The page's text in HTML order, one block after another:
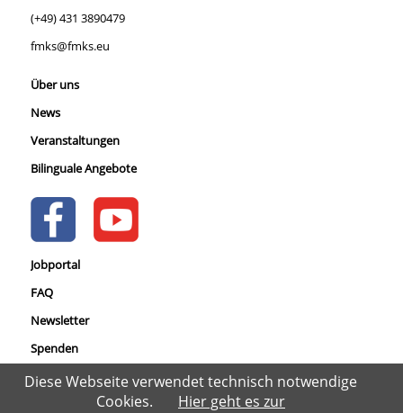
(+49) 431 3890479
fmks@fmks.eu
Über uns
News
Veranstaltungen
Bilinguale Angebote
Jobportal
FAQ
Newsletter
Spenden
Datenschutz
Diese Webseite verwendet technisch notwendige
Cookies.
Hier geht es zur